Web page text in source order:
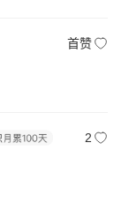
首赞
2